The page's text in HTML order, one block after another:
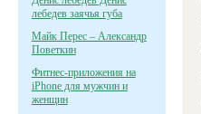
лебедев заячья губа
Майк Перес – Александр
Поветкин
Фитнес-приложения на
iPhone для мужчин и
женщин